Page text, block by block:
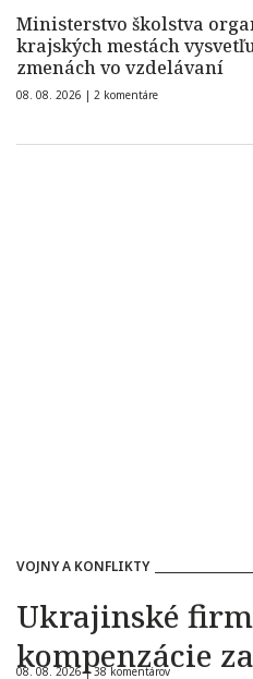
Ministerstvo školstva
krajských mestách
zmenách vo vzdelávaní
08. 08. 2026 | 2 komentáre
VOJNY A KONFLIKTY
Ukrajinské
kompenzácie
08. 08. 2026 |38 komentárov